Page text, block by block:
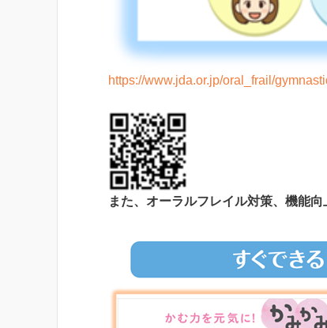
https://www.jda.or.jp/oral_frail/
また、オーラルフレイル対策、機能